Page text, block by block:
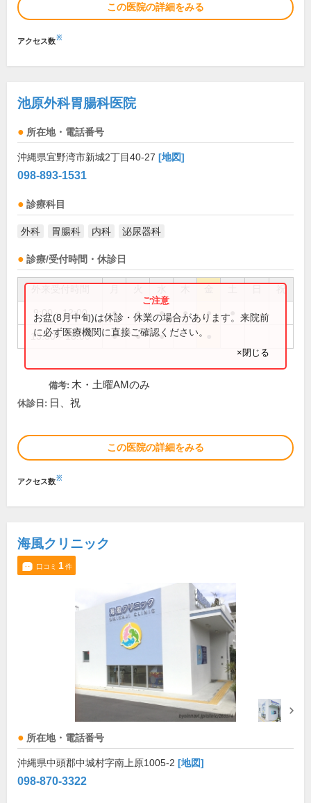
この医院の詳細をみる
アクセス数※
池原外科胃腸科医院
所在地・電話番号
沖縄県宜野湾市新城2丁目40-27 [地図]
098-893-1531
診療科目
外科 胃腸科 内科 泌尿器科
診療/受付時間・休診日
祝
9:00～12:00 ● ● ● ● ●
13:30～18:00 ● ● ●
お盆(8月中旬)は休診・休業の場合があります。来院前
に必ず医療機関に直接ご確認ください。
×閉じる
備考: 木・土曜AMのみ
休診日: 日、祝
この医院の詳細をみる
アクセス数※
海風クリニック
口コミ 1件
所在地・電話番号
沖縄県中頭郡中城村字南上原1005-2 [地図]
098-870-3322